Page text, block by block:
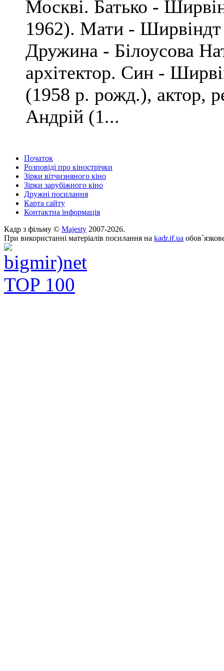
Москві. Батько -
1962). Мати - Ширвіндт
Дружина - Білоусова
архітектор. Син -
(1958 р. рожд.), актор,
Андрій (1...
Початок
Розповіді про кінострічки
Зірки вітчизняного кіно
Зірки зарубіжного кіно
Дружні посилання
Карта сайту
Контактна інформація
Кадр з фільму © Majesty 2007-2026.
При використанні матеріалів посилання на kadr.if.ua